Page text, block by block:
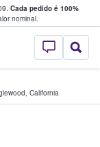
Cada pedido é 100%
nominal.
– onde
, California